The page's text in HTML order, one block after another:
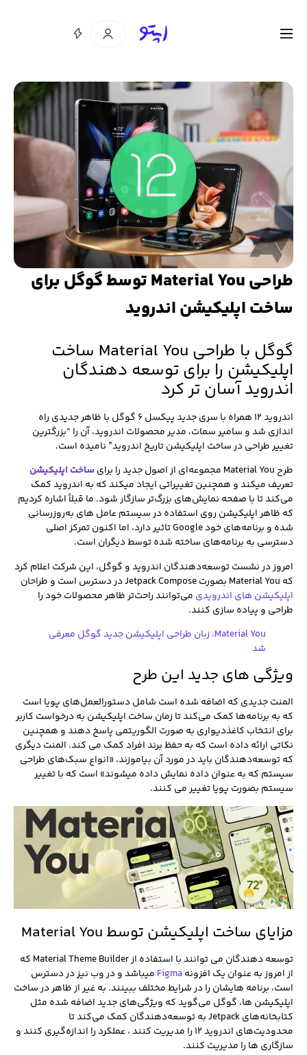
طراحی Material You توسط گوگل برای
ساخت اپلیکیشن اندروید
گوگل با طراحی Material You ساخت
اپلیکیشن را برای توسعه دهندگان
اندروید آسان تر کرد
اندروید 12 همراه با سری جدید پیکسل 6 گوگل با ظاهر جدیدی راه
اندازی شد و سامیر سمات، مدیر محصولات اندروید، آن را “بزرگترین
تغییر طراحی در ساخت اپلیکیشن تاریخ اندروید” نامیده است.
طرح Material You مجموعه‌ای از اصول جدید را برای
ساخت اپلیکیشن
تعریف میکند و همچنین تغییراتی ایجاد میکند که به اندروید کمک
می‌کند تا با صفحه‌ نمایش‌های بزرگ‌تر سازگار شود. ما قبلاً اشاره کردیم
که ظاهر اپلیکیشن روی استفاده در سیستم عامل های به‌روزرسانی
شده و برنامه‌های خود Google تاثیر دارد، اما اکنون تمرکز اصلی
دسترسی به برنامه‌های ساخته شده توسط دیگران است.
امروز در نشست توسعه‌دهندگان اندروید و گوگل، این شرکت اعلام کرد
که Material You بصورت Jetpack Compose در دسترس است و طراحان
اپلیکیشن های اندرویدی می‌توانند راحت‌تر ظاهر محصولات خود را
طراحی و پیاده سازی کنند.
Material You، زبان طراحی اپلیکیشن جدید گوگل معرفی
شد
ویژگی های جدید این طرح
المنت جدیدی که اضافه شده است شامل دستورالعمل‌های پویا است
که به برنامه‌ها کمک می‌کند تا زمان ساخت اپلیکیشن به درخواست کاربر
برای انتخاب کاغذدیواری به‌ صورت الگوریتمی پاسخ دهند و همچنین
نکاتی ارائه داده است که به حفظ برند افراد کمک می کند. المنت دیگری
که توسعه‌دهندگان باید در مورد آن بیاموزند، «انواع سبک‌های طراحی
سیستم که به عنوان داده نمایش داده میشوند» است که با تغییر
سیستم بصورت پویا تغییر می کنند.
مزایای ساخت اپلیکیشن توسط Material You
توسعه دهندگان می توانند با استفاده از Material Theme Builder که
از امروز به عنوان یک افزونهFigma میباشد و در وب نیز در دسترس
است، برنامه هایشان را در شرایط مختلف ببینند. به غیر از ظاهر در ساخت
اپلیکیشن ها، گوگل می‌گوید که ویژگی‌های جدید اضافه شده مثل
کتابخانه‌های Jetpack به توسعه‌دهندگان کمک می‌کند تا
محدودیت‌های اندروید ۱۲ را مدیریت کنند ، عملکرد را اندازه‌گیری کنند و
سازگاری ها را مدیریت کنند.